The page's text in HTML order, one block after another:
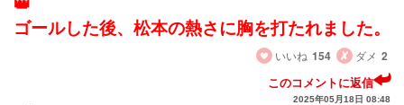
ゴールした後、松本の熱さに胸を打たれました。
いいね 154 ダメ 2
このコメントに返信
2025年05月18日 08:48